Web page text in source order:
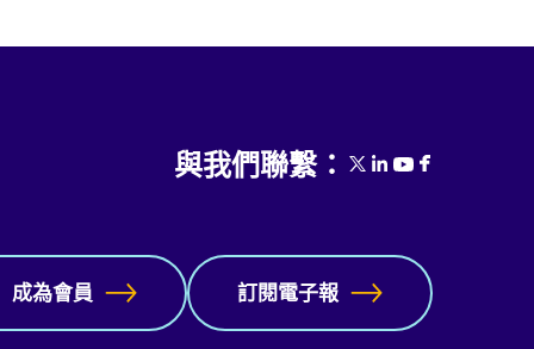
成為會員 訂閱電子報
與我們聯繫：